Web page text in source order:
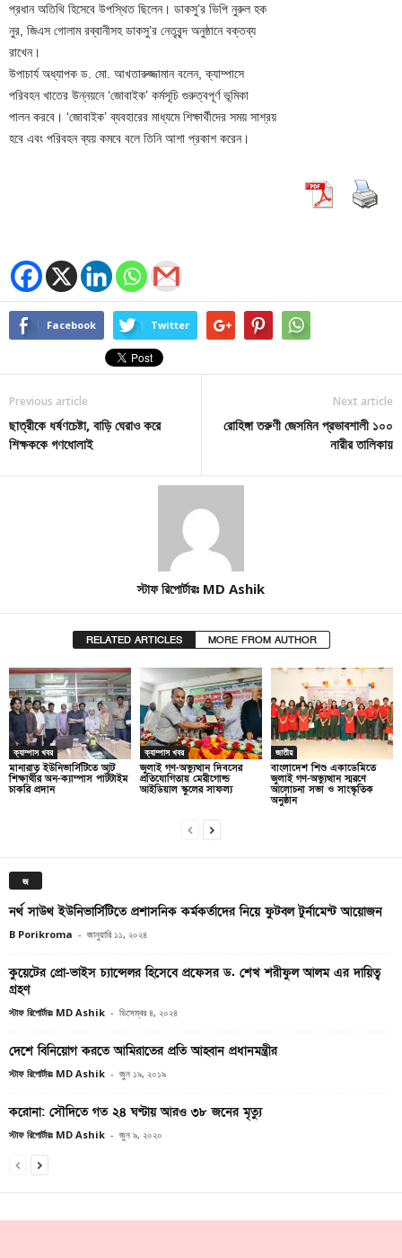
প্রধান অতিথি হিসেবে উপস্থিত ছিলেন। ডাকসু’র ভিপি নুরুল হক
নুর, জিএস গোলাম রব্বানীসহ ডাকসু’র নেতৃবৃন্দ অনুষ্ঠানে বক্তব্য
রাখেন।
উপাচার্য অধ্যাপক ড. মো. আখতারুজ্জামান বলেন, ক্যাম্পাসে
পরিবহন খাতের উন্নয়নে ‘জোবাইক’ কর্মসূচি গুরুত্বপূর্ণ ভূমিকা
পালন করবে। ‘জোবাইক’ ব্যবহারের মাধ্যমে শিক্ষার্থীদের সময় সাশ্রয়
হবে এবং পরিবহন ব্যয় কমবে বলে তিনি আশা প্রকাশ করেন।
Facebook Twitter
Previous article
ছাত্রীকে ধর্ষণচেষ্টা, বাড়ি ঘেরাও করে
শিক্ষককে গণধোলাই
Next article
রোহিঙ্গা তরুণী জেসমিন প্রভাবশালী ১০০
নারীর তালিকায়
স্টাফ রিপোর্টারঃ MD Ashik
RELATED ARTICLES MORE FROM AUTHOR
ক্যাম্পাস খবর
মানারাত ইউনিভার্সিটিতে আট
শিক্ষার্থীর অন-ক্যাম্পাস পার্টটাইম
চাকরি প্রদান
ক্যাম্পাস খবর
জুলাই গণ-অভ্যুত্থান দিবসের
প্রতিযোগিতায় মেরীগোল্ড
আইডিয়াল স্কুলের সাফল্য
জাতীয়
বাংলাদেশ শিশু একাডেমিতে
জুলাই গণ-অভ্যুত্থান স্মরণে
আলোচনা সভা ও সাংস্কৃতিক
অনুষ্ঠান
জ
নর্থ সাউথ ইউনিভার্সিটিতে প্রশাসনিক কর্মকর্তাদের নিয়ে ফুটবল টুর্নামেন্ট আয়োজন
B Porikroma - জানুয়ারি ১১, ২০২৪
কুয়েটের প্রো-ভাইস চ্যান্সেলর হিসেবে প্রফেসর ড. শেখ শরীফুল আলম এর দায়িত্ব
গ্রহণ
স্টাফ রিপোর্টারঃ MD Ashik - ডিসেম্বর ৪, ২০২৪
দেশে বিনিয়োগ করতে আমিরাতের প্রতি আহ্বান প্রধানমন্ত্রীর
স্টাফ রিপোর্টারঃ MD Ashik - জুন ১৯, ২০১৯
করোনা: সৌদিতে গত ২৪ ঘণ্টায় আরও ৩৮ জনের মৃত্যু
স্টাফ রিপোর্টারঃ MD Ashik - জুন ৯, ২০২০